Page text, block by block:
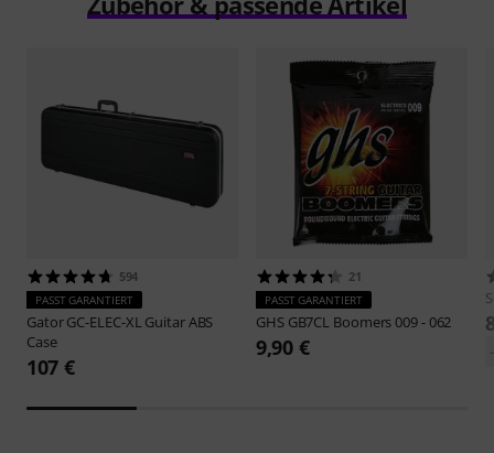
594
PASST GARANTIERT
GatorGC-ELEC-XL Guitar ABS
Case
107 €
21
PASST GARANTIERT
GHS GB7CL Boomers 009 - 062
9,90 €